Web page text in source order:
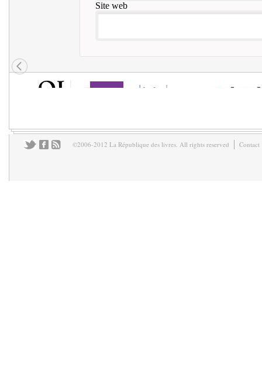
Site web
©2006-2012 La République des livres. All rights reserved Contact